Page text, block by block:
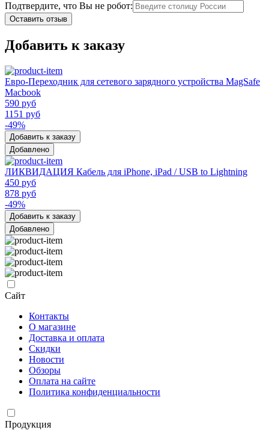
Подтвердите, что Вы не робот:
Оставить отзыв
Добавить к заказу
Евро-Переходник для сетевого зарядного устройства MagSafe
Macbook
590 руб
1151 руб
-49%
Добавить к заказу
Добавлено
ЛИКВИДАЦИЯ Кабель для iPhone, iPad / USB to Lightning
450 руб
878 руб
-49%
Добавить к заказу
Добавлено
Сайт
Контакты
О магазине
Доставка и оплата
Скидки
Новости
Обзоры
Оплата на сайте
Политика конфиденциальности
Продукция